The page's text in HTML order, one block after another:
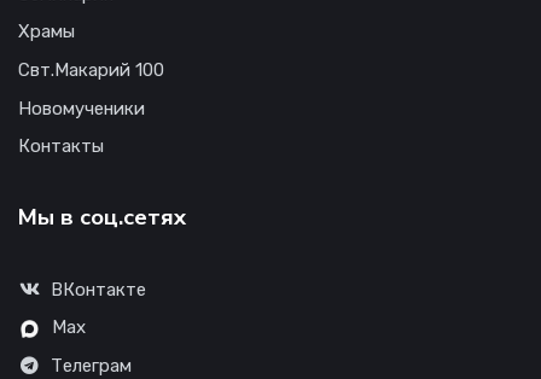
Храмы
Свт.Макарий 100
Новомученики
Контакты
Мы в соц.сетях
ВКонтакте
Max
Телеграм